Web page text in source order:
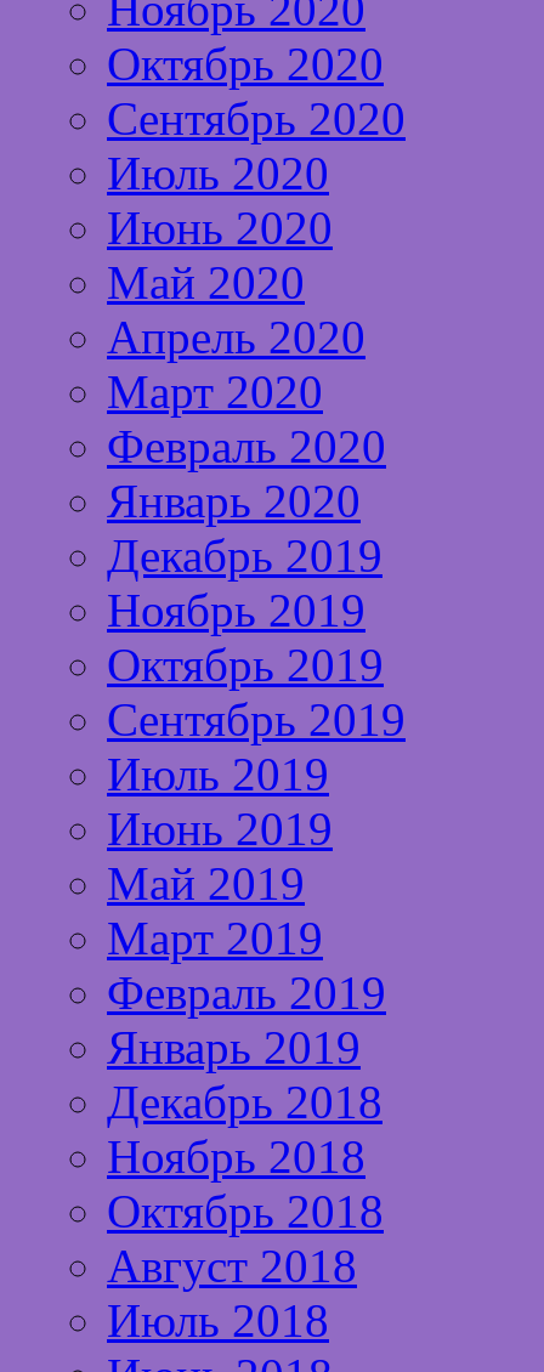
Октябрь 2020
Сентябрь 2020
Июль 2020
Июнь 2020
Май 2020
Апрель 2020
Март 2020
Февраль 2020
Январь 2020
Декабрь 2019
Ноябрь 2019
Октябрь 2019
Сентябрь 2019
Июль 2019
Июнь 2019
Май 2019
Март 2019
Февраль 2019
Январь 2019
Декабрь 2018
Ноябрь 2018
Октябрь 2018
Август 2018
Июль 2018